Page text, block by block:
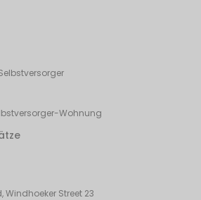
Wohnung
Windhoeker Street 23